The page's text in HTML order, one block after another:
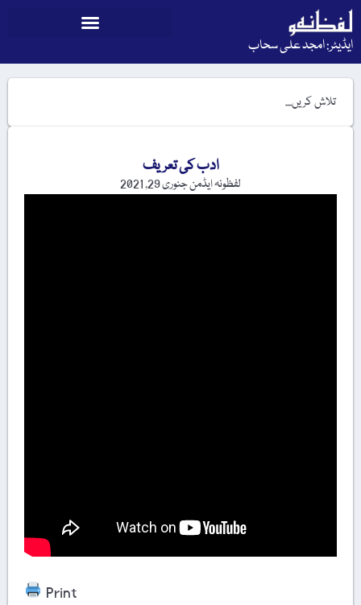
ایڈیٹر: امجد علی سحاب
ادب کی تعریف
لفظونہ ایڈمنجنوری 29, 2021
Print